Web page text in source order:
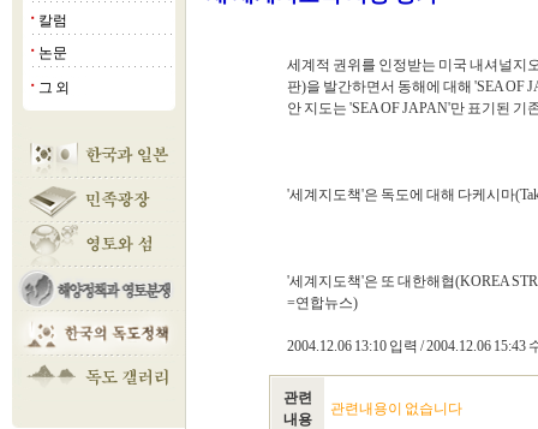
■ 칼럼
■ 논문
■ 그 외
세계적 권위를 인정받는 미국 내셔널지
판)을 발간하면서 동해에 대해 'SEA OF
안 지도는 'SEA OF JAPAN'만 표기된 기
'세계지도책'은 독도에 대해 다케시마
'세계지도책'은 또 대한해협(KOREA
=연합뉴스)
2004.12.06 13:10 입력 / 2004.12.06 15:43
관련
내용
관련내용이 없습니다